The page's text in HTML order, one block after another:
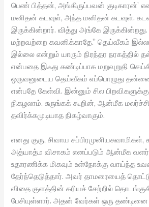
பெண் பித்தன், அங்கிருப்பவன் குடிகாரன்’
மனிதன் கடவுள், அந்த மனிதன் கடவுள்.
இருக்கின்றார். வித்து அங்கே
மற்றவற்றை கவனிக்காதே.” தெய்வீகம்
இல்லை என்றும் யாரும் நிரந்தர நரகத்தில்
என்பதை இஃது கண்டிப்பாக மறுவுறுதி
ஒருவனுடைய தெய்வீகம் எப்பொழுது தன்னை
என்பதே கேள்வி. இன்னும் சில
நிகழலாம். சுருங்கக் கூறின், ஆன்மீக
தவிர்க்கமுடியாத நிகழ்வாகும்.
எனது குரு, சிவாய
அத்யாத்ம விசாகம் எனப்படும் ஆன்மீக
உதாரணிக்க மிகவும் உள்நோக்கு வாய்ந்த
தேர்ந்தெடுத்தார். அவர் தாமரையைத்
விதை குளத்தின் கரியச் சேற்றில்
பேசியுள்ளார். அதன் வேர்கள் ஒரு தண்டினை